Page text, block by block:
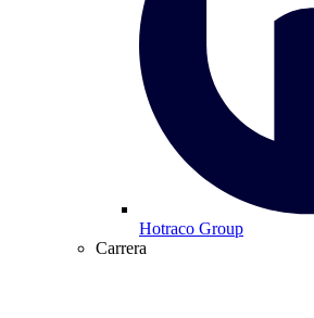
Hotraco Group
Carrera